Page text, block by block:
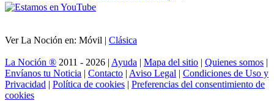
Ver La Noción en: Móvil | Clásica
La Noción ® 2011 - 2026 | Ayuda | Mapa del sitio | Quienes somos |
Envíanos tu Noticia | Contacto | Aviso Legal | Condiciones de Uso y
Privacidad | Política de cookies | Preferencias del consentimiento de
cookies